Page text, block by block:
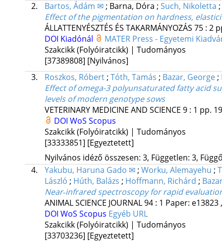
2.
Bartos, Ádám ✉; Barna, Dóra ; Such, Nikoletta ;
Effect of the pigmentation on hardness,
ÁLLATTENYÉSZTÉS ÉS TAKARMÁNYOZÁS 75: 2
DOI Kiadónál
MATER Press - Egyetemi
Szakcikk (Folyóiratcikk) | Tudományos
[37389808] [Nyilvános]
3.
Roszkos, Róbert; Tóth, Tamás ; Bazar, George;
Effect of omega-3 polyunsaturated fatty acid
levels of modern genotype sows
VETERINARY MEDICINE AND SCIENCE 9: 1 pp.
DOI WoS Scopus
Szakcikk (Folyóiratcikk) | Tudományos
[33333851] [Egyeztetett]
Nyilvános idéző összesen: 3, Független: 3,
4.
Yakubu, Haruna Gado ✉; Worku, Alemayehu ;
László ; Húth, Balázs ; Hoffmann, Richárd ;
Near‐infrared spectroscopy for rapid
ANIMAL SCIENCE JOURNAL94: 1 Paper: e13823
DOI WoS Scopus Egyéb URL
Szakcikk (Folyóiratcikk) | Tudományos
[33703236] [Egyeztetett]